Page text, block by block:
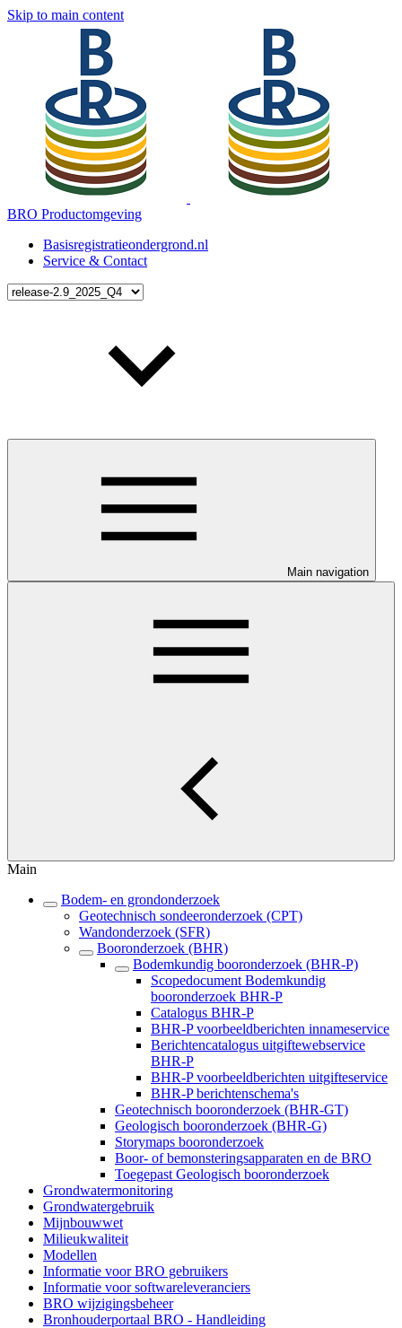
Skip to main content
BRO Productomgeving
Basisregistratieondergrond.nl
Service & Contact
Main navigation
Main
Bodem- en grondonderzoek
Geotechnisch sondeeronderzoek (CPT)
Wandonderzoek (SFR)
Booronderzoek (BHR)
Bodemkundig booronderzoek (BHR-P)
Scopedocument Bodemkundig
booronderzoek BHR-P
Catalogus BHR-P
BHR-P voorbeeldberichten innameservice
Berichtencatalogus uitgiftewebservice
BHR-P
BHR-P voorbeeldberichten uitgifteservice
BHR-P berichtenschema's
Geotechnisch booronderzoek (BHR-GT)
Geologisch booronderzoek (BHR-G)
Storymaps booronderzoek
Boor- of bemonsteringsapparaten en de BRO
Toegepast Geologisch booronderzoek
Grondwatermonitoring
Grondwatergebruik
Mijnbouwwet
Milieukwaliteit
Modellen
Informatie voor BRO gebruikers
Informatie voor softwareleveranciers
BRO wijzigingsbeheer
Bronhouderportaal BRO - Handleiding